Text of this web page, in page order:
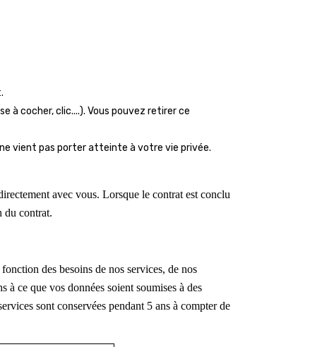
à cocher, clic....). Vous pouvez retirer ce
vient pas porter atteinte à votre vie privée.
avec vous. Lorsque le contrat est conclu
du contrat.
des besoins de nos services, de nos
ce que vos données soient soumises à des
sont conservées pendant 5 ans à compter de